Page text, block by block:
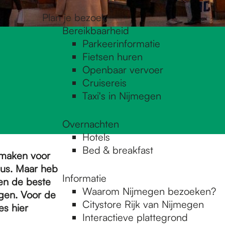
Plan je bezoek
Bereikbaarheid
Parkeerinformatie
Fietsen huren
Openbaar vervoer
Cruisereis
Taxi's in Nijmegen
Overnachten
Hotels
Bed & breakfast
Informatie
Waarom Nijmegen bezoeken?
Citystore Rijk van Nijmegen
Interactieve plattegrond
voor
Maar heb
de beste
Voor de
hier